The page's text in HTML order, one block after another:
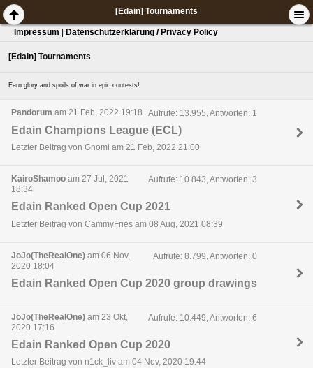
[Edain] Tournaments
Impressum Datenschutzerklärung / Privacy Policy
[Edain] Tournaments
Earn glory and spoils of war in epic contests!
Pandorum am 21 Feb, 2022 19:18 Aufrufe: 13.955, Antworten: 1
Edain Champions League (ECL)
Letzter Beitrag von Gnomi am 21 Feb, 2022 21:00
KairoShamoo am 27 Jul, 2021
18:34
Aufrufe: 10.843, Antworten: 3
Edain Ranked Open Cup 2021
Letzter Beitrag von CammyFries am 08 Aug, 2021 08:39
JoJo(TheRealOne) am 06 Nov,
2020 18:04
Aufrufe: 8.799, Antworten: 0
Edain Ranked Open Cup 2020 group drawings
JoJo(TheRealOne) am 23 Okt,
2020 17:16
Aufrufe: 10.449, Antworten: 6
Edain Ranked Open Cup 2020
Letzter Beitrag von n1ck_liv am 04 Nov, 2020 19:44